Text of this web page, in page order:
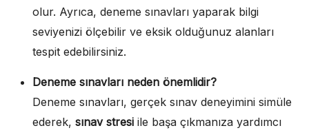
olur. Ayrıca, deneme sınavları yaparak bilgi
seviyenizi ölçebilir ve eksik olduğunuz alanları
tespit edebilirsiniz.
Deneme sınavları neden önemlidir?
Deneme sınavları, gerçek sınav deneyimini simüle
ederek, sınav stresi ile başa çıkmanıza yardımcı